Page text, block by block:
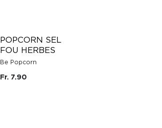
POPCORN SEL
FOU HERBES
Be Popcorn
Fr. 7.90